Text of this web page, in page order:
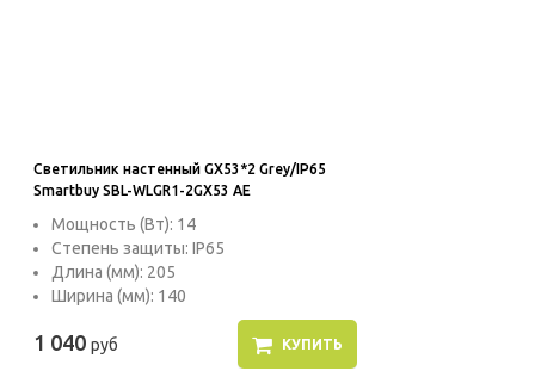
Светильник настенный GX53*2 Grey/IP65
Smartbuy SBL-WLGR1-2GX53 AE
Мощность (Вт): 14
Степень защиты: IP65
Длина (мм): 205
Ширина (мм): 140
1 040 руб КУПИТЬ